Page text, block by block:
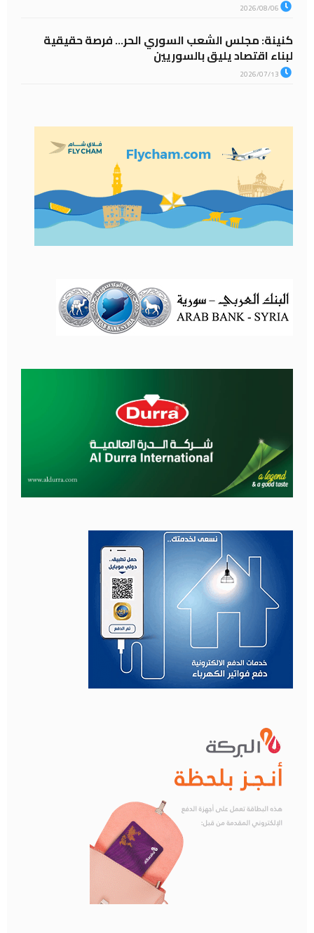
كنينة: مجلس الشعب السوري الحر… فرصة حقيقية
لبناء اقتصاد يليق بالسوريين